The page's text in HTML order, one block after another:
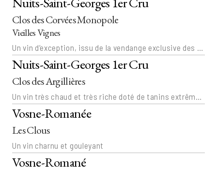
Clos des Corvées Monopole
Vieilles Vignes
Nuits-Saint-Georges 1er Cru
Clos des Argillières
Vosne-Romanée
Les Clous
Un vin charnu et gouleyant
Vosne-Romané